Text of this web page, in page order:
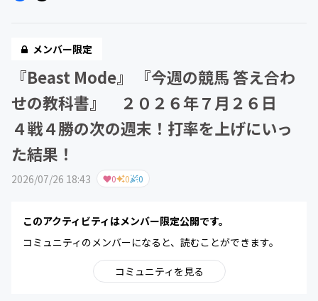
メンバー限定
『Beast Mode』 『今週の競馬 答え合わ
せの教科書』 ２０２６年７月２６日
４戦４勝の次の週末！打率を上げにいっ
た結果！
2026/07/26 18:43 0 0 0
このアクティビティはメンバー限定公開です。
コミュニティのメンバーになると、読むことができます。
コミュニティを見る